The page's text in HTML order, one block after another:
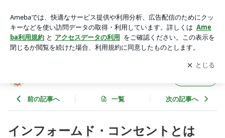
アプリをダウンロードして ブログの更新通知
を受け取りまし
ょう。
開く
前の記事へ 一覧 次の記事へ
インフォームド・コンセントとは